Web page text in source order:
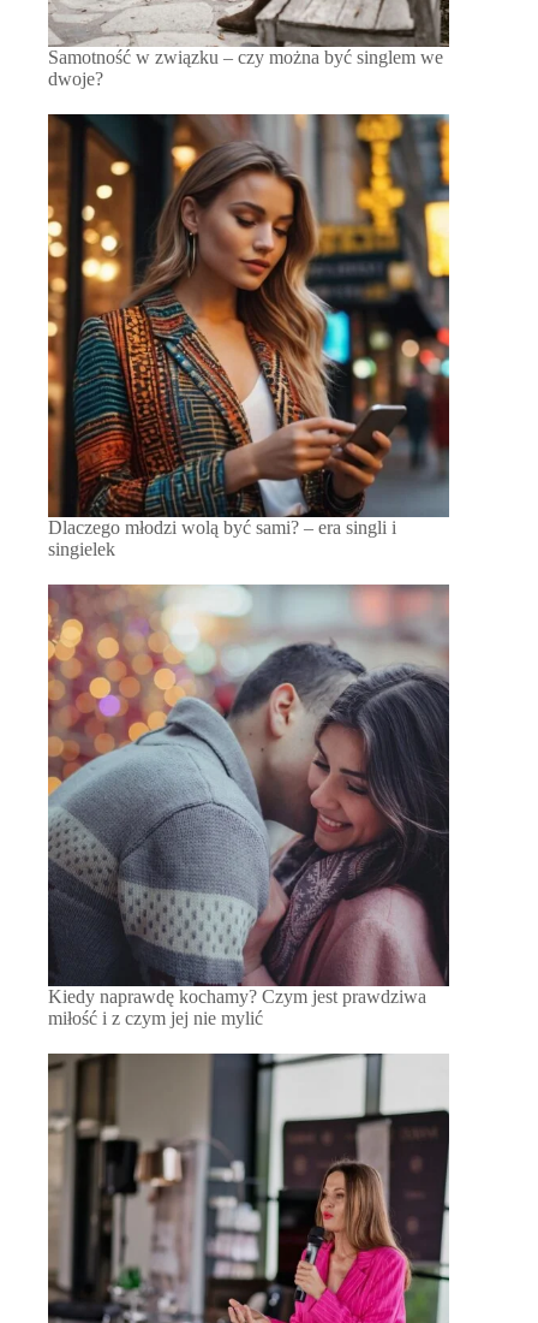
Samotność w związku – czy można być singlem we
dwoje?
Dlaczego młodzi wolą być sami? – era singli i
singielek
Kiedy naprawdę kochamy? Czym jest prawdziwa
miłość i z czym jej nie mylić